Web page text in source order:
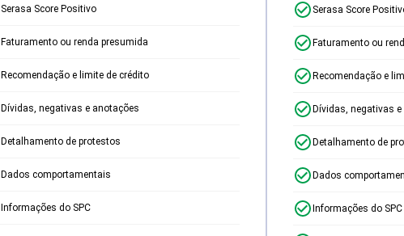
Serasa Score Positivo
Faturamento ou renda presumida
Recomendação e limite de crédito
Dívidas, negativas e anotações
Detalhamento de protestos
Dados comportamentais
Informações do SPC
Serasa Score
Faturamento ou
Recomendação e
Dívidas, negativas
Detalhamento de
Dados
Informações do SPC